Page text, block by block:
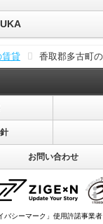
賃貸 香取郡多古町
お問い合わせ
バシーマーク」使用許諾事業者